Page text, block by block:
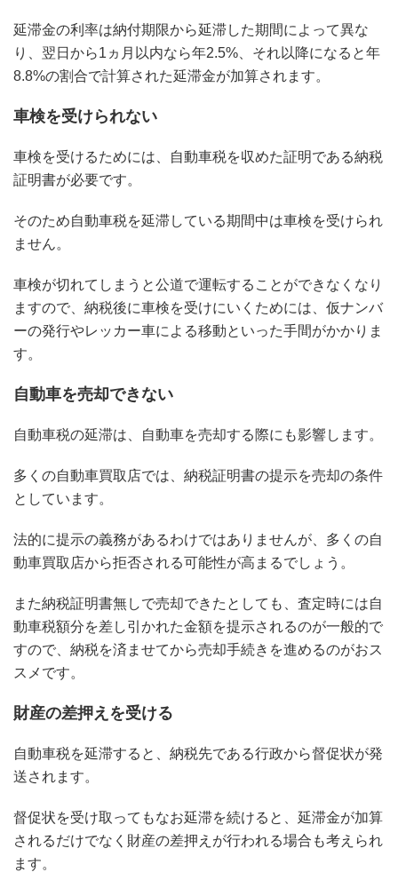
延滞金の利率は納付期限から延滞した期間によって異な
り、翌日から1ヵ月以内なら年2.5%、それ以降になると年
8.8%の割合で計算された延滞金が加算されます。
車検を受けられない
車検を受けるためには、自動車税を収めた証明である納税
証明書が必要です。
そのため自動車税を延滞している期間中は車検を受けられ
ません。
車検が切れてしまうと公道で運転することができなくなり
ますので、納税後に車検を受けにいくためには、仮ナンバ
ーの発行やレッカー車による移動といった手間がかかりま
す。
自動車を売却できない
自動車税の延滞は、自動車を売却する際にも影響します。
多くの自動車買取店では、納税証明書の提示を売却の条件
としています。
法的に提示の義務があるわけではありませんが、多くの自
動車買取店から拒否される可能性が高まるでしょう。
また納税証明書無しで売却できたとしても、査定時には自
動車税額分を差し引かれた金額を提示されるのが一般的で
すので、納税を済ませてから売却手続きを進めるのがおス
スメです。
財産の差押えを受ける
自動車税を延滞すると、納税先である行政から督促状が発
送されます。
督促状を受け取ってもなお延滞を続けると、延滞金が加算
されるだけでなく財産の差押えが行われる場合も考えられ
ます。